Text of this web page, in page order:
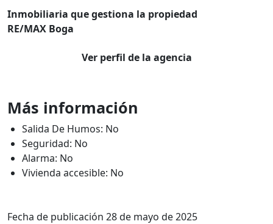
Inmobiliaria que gestiona la propiedad
RE/MAX Boga
Ver perfil de la agencia
Más información
Salida De Humos: No
Seguridad: No
Alarma: No
Vivienda accesible: No
Fecha de publicación 28 de mayo de 2025